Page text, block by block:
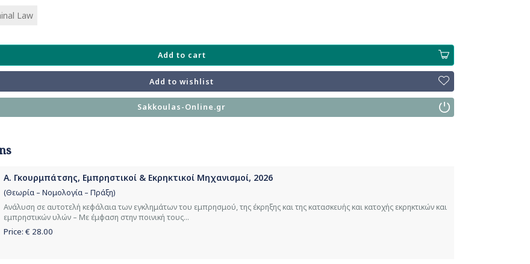
Law
Add to cart
Add to wishlist
Sakkoulas-Online.gr
Α. Γκουρμπάτσης, Εμπρηστικοί & Εκρηκτικοί Μηχανισμοί, 2026
(Θεωρία – Νομολογία – Πράξη)
Ανάλυση σε αυτοτελή κεφάλαια των εγκλημάτων του εμπρησμού, της έκρηξης και της κατασκευής και κατοχής εκρηκτικών και
εμπρηστικών υλών – Με έμφαση στην ποινική τους...
Price: € 28.00